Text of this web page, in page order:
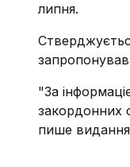
липня.
"За
закордонних
пише